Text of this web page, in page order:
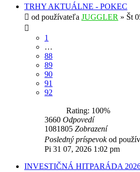
TRHY AKTUÁLNE - POKEC
od používateľa JUGGLER » Št
1
…
88
89
90
91
92
Rating: 100%
3660 Odpovedí
1081805 Zobrazení
Posledný príspevokod
Pi 31 07, 2026 1:02 pm
INVESTIČNÁ HITPARÁDA